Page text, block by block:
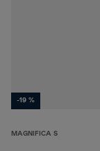
-19 %
MAGNIFICA S